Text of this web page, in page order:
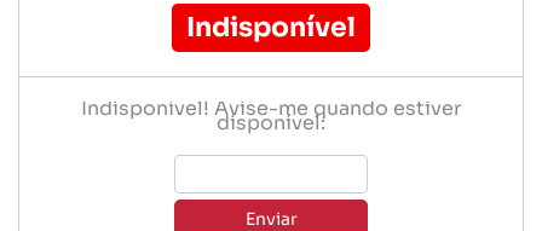
Indisponível
Indisponível! Avise-me quando estiver
disponível:
Enviar